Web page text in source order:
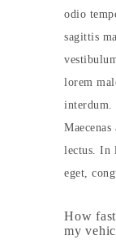
odio
sagittis
lorem
interdum.
lectus. In
eget,
How
my